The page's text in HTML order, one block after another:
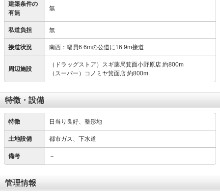
建築条件の
有無
無
私道負担 無
接道状況 南西：幅員6.6mの公道に16.9m接道
周辺施設
（ドラッグストア）スギ薬局箕面小野原店 約800m
（スーパー）コノミヤ箕面店 約800m
特徴・設備
特徴 日当り良好、整形地
土地設備 都市ガス、下水道
備考 －
管理情報